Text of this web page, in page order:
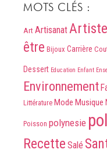
MOTS CLÉS :
Art ArtisanatArtiste
être Bijoux Carrière
Dessert Education Enfant
Environnement
Littérature Mode Musique
Poisson polynesie
Recette Salé